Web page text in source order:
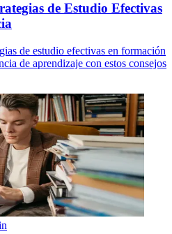
de Estudio Efectivas
de estudio efectivas en formación
de aprendizaje con estos consejos